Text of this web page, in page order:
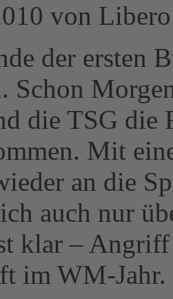
von Libero
der ersten
Schon
die TSG die
Mit
an die
auch nur
klar – Angriff
im WM-Jahr.